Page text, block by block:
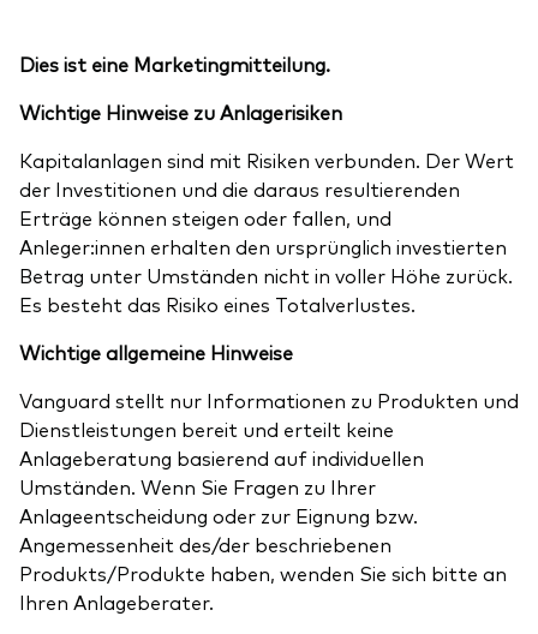
Dies ist eine Marketingmitteilung.
Wichtige Hinweise zu Anlagerisiken
Kapitalanlagen sind mit Risiken verbunden. Der Wert
der Investitionen und die daraus resultierenden
Erträge können steigen oder fallen, und
Anleger:innen erhalten den ursprünglich investierten
Betrag unter Umständen nicht in voller Höhe zurück.
Es besteht das Risiko eines Totalverlustes.
Wichtige allgemeine Hinweise
Vanguard stellt nur Informationen zu Produkten und
Dienstleistungen bereit und erteilt keine
Anlageberatung basierend auf individuellen
Umständen. Wenn Sie Fragen zu Ihrer
Anlageentscheidung oder zur Eignung bzw.
Angemessenheit des/der beschriebenen
Produkts/Produkte haben, wenden Sie sich bitte an
Ihren Anlageberater.